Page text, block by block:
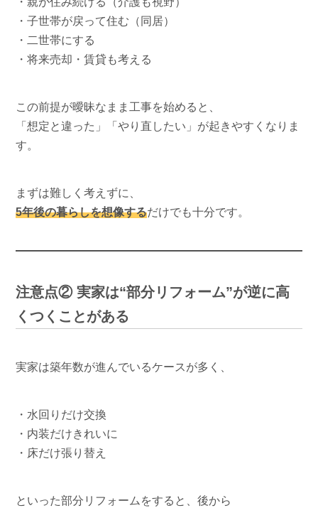
・子世帯が戻って住む（同居）
・二世帯にする
・将来売却・賃貸も考える
この前提が曖昧なまま工事を始めると、
「想定と違った」「やり直したい」が起きやすくなりま
す。
まずは難しく考えずに、
5年後の暮らしを想像するだけでも十分です。
注意点② 実家は“部分リフォーム”が逆に高
くつくことがある
実家は築年数が進んでいるケースが多く、
・水回りだけ交換
・内装だけきれいに
・床だけ張り替え
といった部分リフォームをすると、後から